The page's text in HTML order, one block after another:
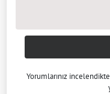
Yorumlarınız